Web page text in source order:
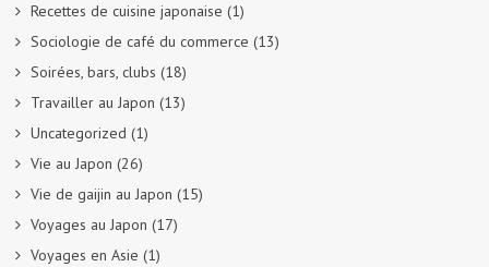
Recettes de cuisine japonaise (1)
Sociologie de café du commerce (13)
Soirées, bars, clubs (18)
Travailler au Japon (13)
Uncategorized (1)
Vie au Japon (26)
Vie de gaijin au Japon (15)
Voyages au Japon (17)
Voyages en Asie (1)